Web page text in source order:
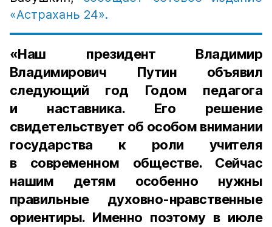
«Астрахань 24».
«Наш президент Владимир
Владимирович Путин объявил
следующий год Годом педагога
и наставника. Его решение
свидетельствует об особом внимании
государства к роли учителя
в современном обществе. Сейчас
нашим детям особенно нужны
правильные духовно-нравственные
ориентиры. Именно поэтому в июле